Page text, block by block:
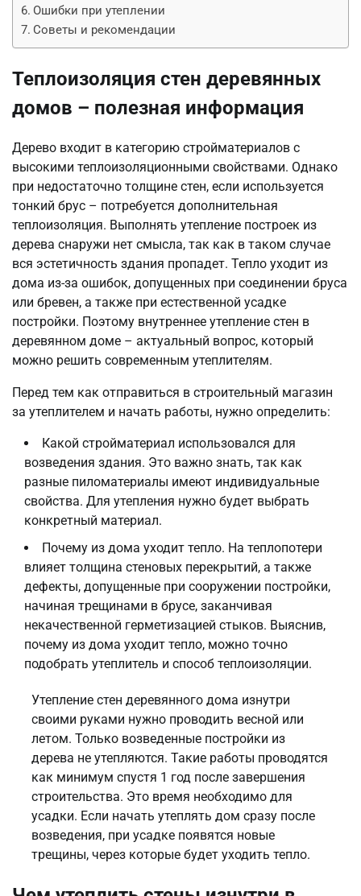
Ошибки при утеплении
Советы и рекомендации
Теплоизоляция стен деревянных
домов – полезная информация
Дерево входит в категорию стройматериалов с
высокими теплоизоляционными свойствами. Однако
при недостаточно толщине стен, если используется
тонкий брус – потребуется дополнительная
теплоизоляция. Выполнять утепление построек из
дерева снаружи нет смысла, так как в таком случае
вся эстетичность здания пропадет. Тепло уходит из
дома из-за ошибок, допущенных при соединении бруса
или бревен, а также при естественной усадке
постройки. Поэтому внутреннее утепление стен в
деревянном доме – актуальный вопрос, который
можно решить современным утеплителям.
Перед тем как отправиться в строительный магазин
за утеплителем и начать работы, нужно определить:
Какой стройматериал использовался для
возведения здания. Это важно знать, так как
разные пиломатериалы имеют индивидуальные
свойства. Для утепления нужно будет выбрать
конкретный материал.
Почему из дома уходит тепло. На теплопотери
влияет толщина стеновых перекрытий, а также
дефекты, допущенные при сооружении постройки,
начиная трещинами в брусе, заканчивая
некачественной герметизацией стыков. Выяснив,
почему из дома уходит тепло, можно точно
подобрать утеплитель и способ теплоизоляции.
Утепление стен деревянного дома изнутри
своими руками нужно проводить весной или
летом. Только возведенные постройки из
дерева не утепляются. Такие работы проводятся
как минимум спустя 1 год после завершения
строительства. Это время необходимо для
усадки. Если начать утеплять дом сразу после
возведения, при усадке появятся новые
трещины, через которые будет уходить тепло.